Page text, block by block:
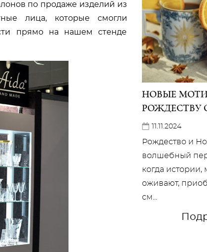
по продаже изделий из
лица, которые смогли
прямо на нашем стенде
НОВЫЕ
РОЖДЕСТВУ
11.11.2024
Рождество и
волшебный
когда
оживают,
см...